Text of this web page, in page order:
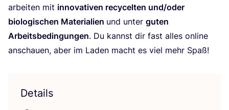
arbei­ten mit inno­va­ti­ven recy­cel­ten und/​oder
bio­lo­gi­schen Mate­ria­li­en und unter guten
Arbeits­be­din­gun­gen. Du kannst dir fast alles online
anschau­en, aber im Laden macht es viel mehr Spaß!
Details